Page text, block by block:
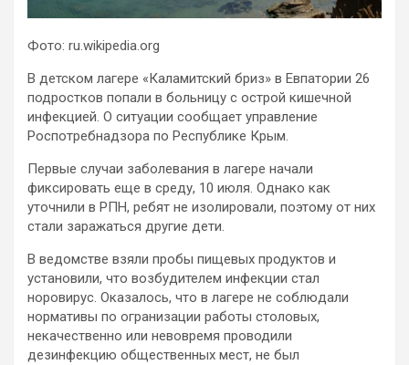
Фото: ru.wikipedia.org
В детском лагере «Каламитский бриз» в Евпатории 26
подростков попали в больницу с острой кишечной
инфекцией. О ситуации сообщает управление
Роспотребнадзора по Республике Крым.
Первые случаи заболевания в лагере начали
фиксировать еще в среду, 10 июля. Однако как
уточнили в РПН, ребят не изолировали, поэтому от них
стали заражаться другие дети.
В ведомстве взяли пробы пищевых продуктов и
установили, что возбудителем инфекции стал
норовирус. Оказалось, что в лагере не соблюдали
нормативы по огранизации работы столовых,
некачественно или невовремя проводили
дезинфекцию общественных мест, не был